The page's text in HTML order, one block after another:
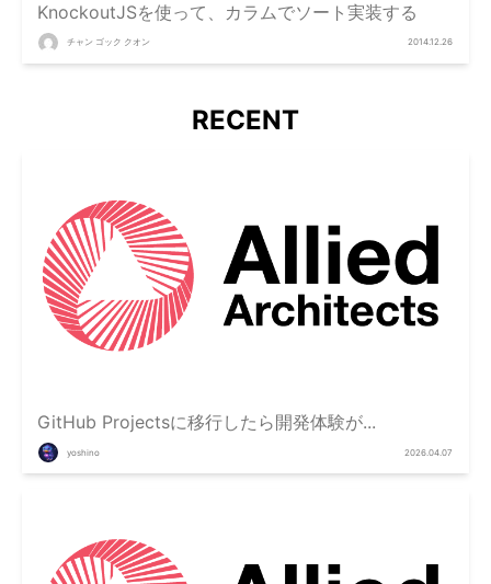
KnockoutJSを使って、カラムでソート実装する
チャン ゴック クオン 2014.12.26
RECENT
GitHub Projectsに移行したら開発体験が...
yoshino 2026.04.07